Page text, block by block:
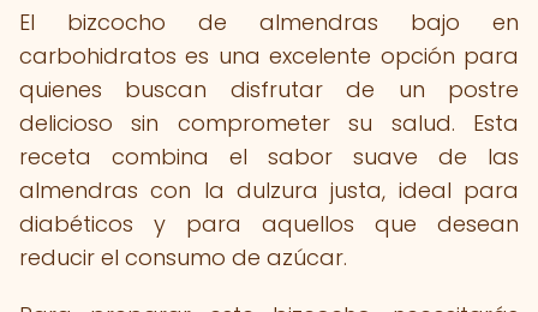
El bizcocho de almendras bajo en
carbohidratos es una excelente opción para
quienes buscan disfrutar de un postre
delicioso sin comprometer su salud. Esta
receta combina el sabor suave de las
almendras con la dulzura justa, ideal para
diabéticos y para aquellos que desean
reducir el consumo de azúcar.